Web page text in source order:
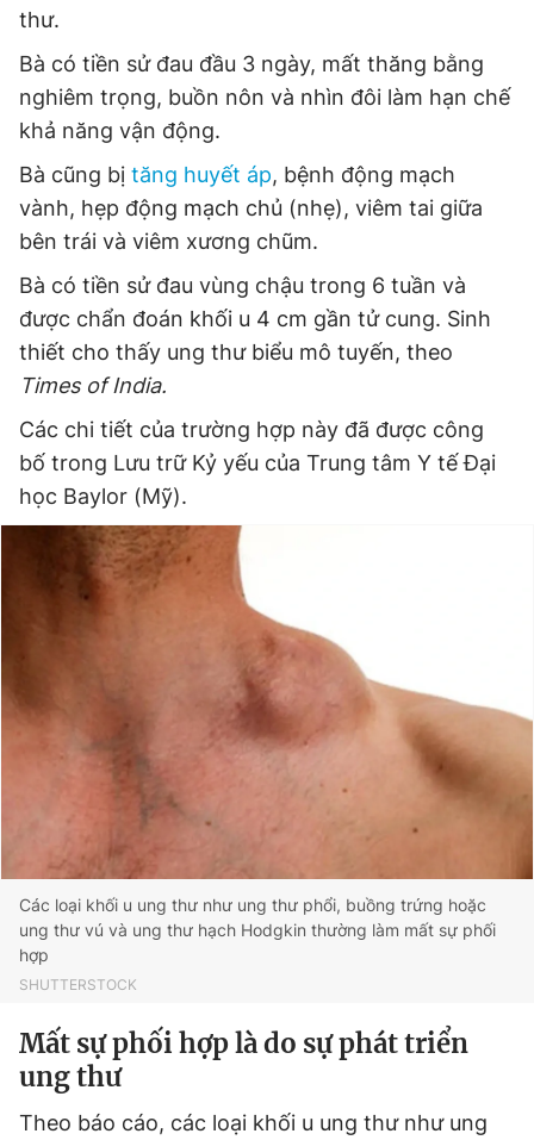
thư.
Bà có tiền sử đau đầu 3 ngày, mất thăng bằng
nghiêm trọng, buồn nôn và nhìn đôi làm hạn chế
khả năng vận động.
Bà cũng bị tăng huyết áp, bệnh động mạch
vành, hẹp động mạch chủ (nhẹ), viêm tai giữa
bên trái và viêm xương chũm.
Bà có tiền sử đau vùng chậu trong 6 tuần và
được chẩn đoán khối u 4 cm gần tử cung. Sinh
thiết cho thấy ung thư biểu mô tuyến, theo
Times of India.
Các chi tiết của trường hợp này đã được công
bố trong Lưu trữ Kỷ yếu của Trung tâm Y tế Đại
học Baylor (Mỹ).
Các loại khối u ung thư như ung thư phổi, buồng trứng hoặc
ung thư vú và ung thư hạch Hodgkin thường làm mất sự phối
hợp
SHUTTERSTOCK
​Mất sự phối hợp là do sự phát triển
ung thư
Theo báo cáo, các loại khối u ung thư như ung